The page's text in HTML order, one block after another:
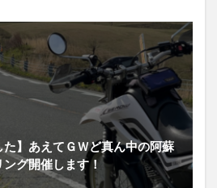
た】あえてＧＷど真ん中の阿蘇
グ開催します！